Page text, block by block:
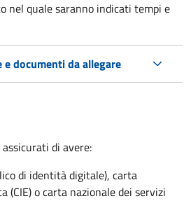
nel quale saranno indicati tempi e
documenti da allegare
di avere:
di identità digitale), carta
(CIE) o carta nazionale dei servizi